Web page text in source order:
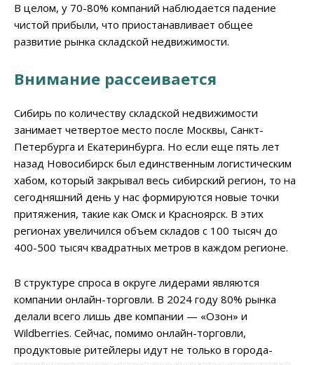
В целом, у 70-80% компаний наблюдается падение
чистой прибыли, что приостанавливает общее
развитие рынка складской недвижимости.
Внимание рассеивается
Сибирь по количеству складской недвижимости
занимает четвертое место после Москвы, Санкт-
Петербурга и Екатеринбурга. Но если еще пять лет
назад Новосибирск был единственным логистическим
хабом, который закрывал весь сибирский регион, то на
сегодняшний день у нас формируются новые точки
притяжения, такие как Омск и Красноярск. В этих
регионах увеличился объем складов с 100 тысяч до
400-500 тысяч квадратных метров в каждом регионе.
В структуре спроса в округе лидерами являются
компании онлайн-торговли. В 2024 году 80% рынка
делали всего лишь две компании — «Озон» и
Wildberries. Сейчас, помимо онлайн-торговли,
продуктовые ритейлеры идут не только в города-